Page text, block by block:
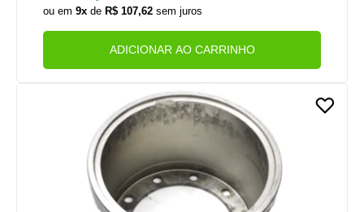
ou em9x deR$ 107,62 sem juros
ADICIONAR AO CARRINHO